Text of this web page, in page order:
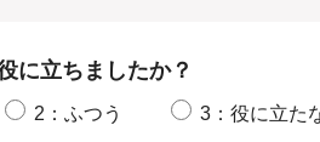
に立ちましたか？
2：ふつう 3：役に立た